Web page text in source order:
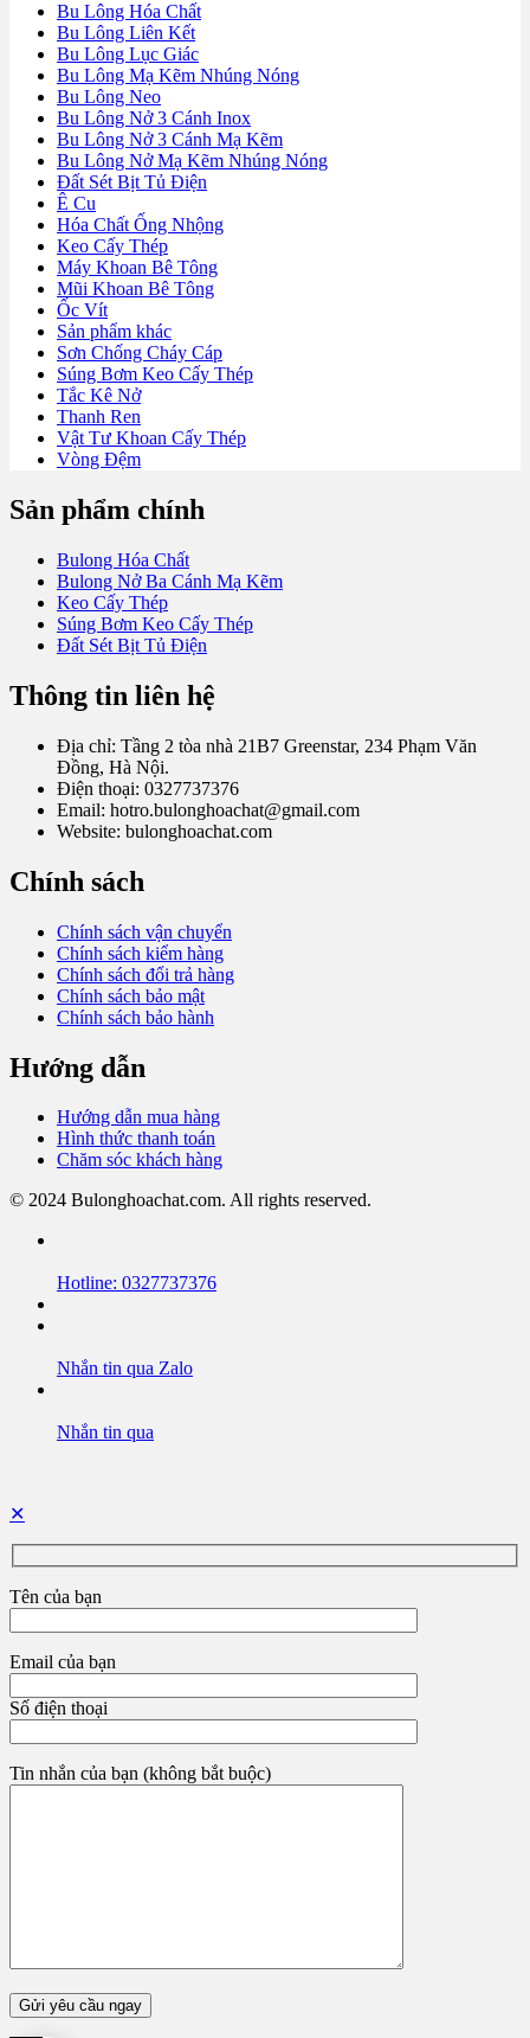
Bu Lông Hóa Chất
Bu Lông Liên Kết
Bu Lông Lục Giác
Bu Lông Mạ Kẽm Nhúng Nóng
Bu Lông Neo
Bu Lông Nở 3 Cánh Inox
Bu Lông Nở 3 Cánh Mạ Kẽm
Bu Lông Nở Mạ Kẽm Nhúng Nóng
Đất Sét Bịt Tủ Điện
Ê Cu
Hóa Chất Ống Nhộng
Keo Cấy Thép
Máy Khoan Bê Tông
Mũi Khoan Bê Tông
Ốc Vít
Sản phẩm khác
Sơn Chống Cháy Cáp
Súng Bơm Keo Cấy Thép
Tắc Kê Nở
Thanh Ren
Vật Tư Khoan Cấy Thép
Vòng Đệm
Sản phẩm chính
Bulong Hóa Chất
Bulong Nở Ba Cánh Mạ Kẽm
Keo Cấy Thép
Súng Bơm Keo Cấy Thép
Đất Sét Bịt Tủ Điện
Thông tin liên hệ
Địa chỉ: Tầng 2 tòa nhà 21B7 Greenstar, 234 Phạm Văn
Đồng, Hà Nội.
Điện thoại: 0327737376
Email: hotro.bulonghoachat@gmail.com
Website: bulonghoachat.com
Chính sách
Chính sách vận chuyển
Chính sách kiểm hàng
Chính sách đổi trả hàng
Chính sách bảo mật
Chính sách bảo hành
Hướng dẫn
Hướng dẫn mua hàng
Hình thức thanh toán
Chăm sóc khách hàng
© 2024 Bulonghoachat.com. All rights reserved.
Hotline: 0327737376
Nhắn tin qua Zalo
Nhắn tin qua
✕
Tên của bạn
Email của bạn
Số điện thoại
Tin nhắn của bạn (không bắt buộc)